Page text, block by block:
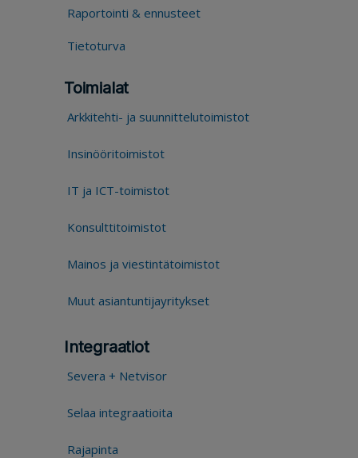
Raportointi & ennusteet
Tietoturva
Toimialat
Arkkitehti- ja suunnittelutoimistot
Insinööritoimistot
IT ja ICT-toimistot
Konsulttitoimistot
Mainos ja viestintätoimistot
Muut asiantuntijayritykset
Integraatiot
Severa + Netvisor
Selaa integraatioita
Rajapinta